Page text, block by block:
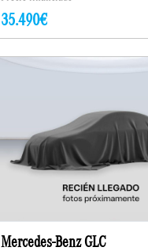
35.490€
Mercedes-Benz GLC